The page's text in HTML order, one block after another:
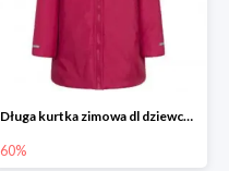
Długa kurtka zimowa dl dziewczynki
60%